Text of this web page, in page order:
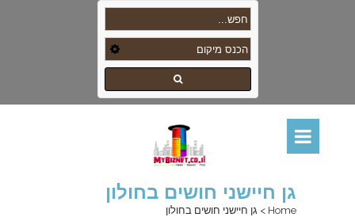
גן חיישני חושים בחולון
Home
> גן חיישני חושים בחולון